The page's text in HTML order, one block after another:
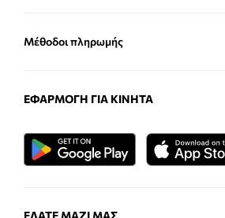
Μέθοδοι πληρωμής
ΕΦΑΡΜΟΓΉ ΓΙΑ ΚΙΝΗΤΆ
ΕΛΆΤΕ ΜΑΖΊ ΜΑΣ